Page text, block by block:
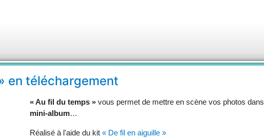
en téléchargement
« Au fil du temps » vous permet de mettre en scène vos photos dans
mini-album…
Réalisé à l'aide du kit « De fil en aiguille »